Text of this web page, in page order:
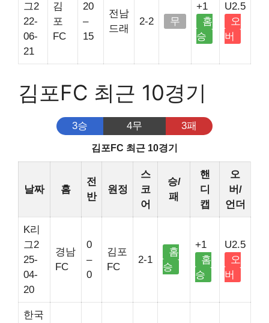
그2
22-
06-
21
김
포
FC
20
–
15
전남
드래
2-2 무
+1
홈
승
U2.5
오
버
김포FC 최근 10경기
3승 4무 3패
김포FC 최근 10경기
날짜 홈
전
반
원정
스
코
어
승/
패
핸
디
캡
오
버/
언더
K리
그2
25-
04-
20
경남
FC
0
–
0
김포
FC
2-1
홈
승
+1
홈
승
U2.5
오
버
한국